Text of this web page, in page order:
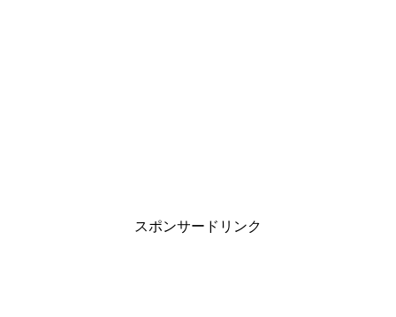
スポンサードリンク